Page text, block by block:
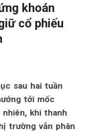
khoán
cổ phiếu
sau hai tuần
tới mốc
khi thanh
trường vẫn phân